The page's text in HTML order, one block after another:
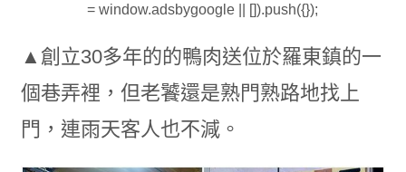
= window.adsbygoogle || []).push({});
▲創立30多年的的鴨肉送位於羅東鎮的一
個巷弄裡，但老饕還是熟門熟路地找上
門，連雨天客人也不減。